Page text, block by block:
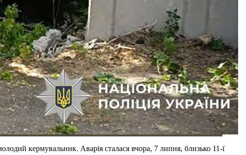
кермувальник. Аварія сталася вчора, 7 липня, близько 11-ї